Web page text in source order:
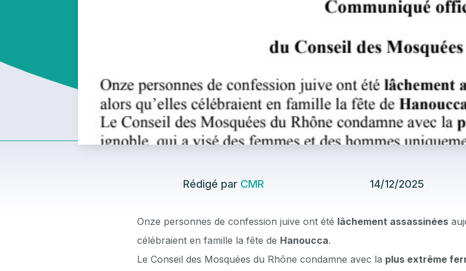
Rédigé par CMR 14/12/2025
Onze personnes de confession juive ont été lâchement assassinées
célébraient en famille la fête de Hanoucca.
Le Conseil des Mosquées du Rhône condamne avec la plus extrême